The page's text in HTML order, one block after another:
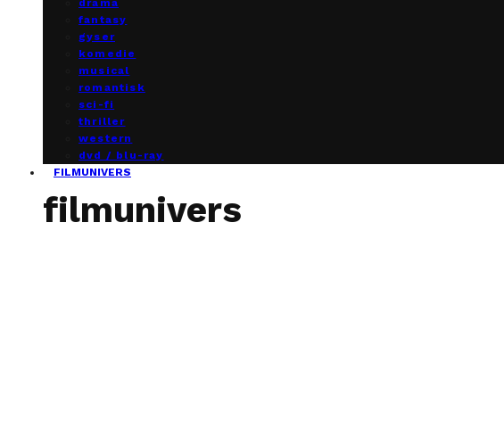
drama
fantasy
gyser
komedie
musical
romantisk
sci-fi
thriller
western
dvd / blu-ray
FILMUNIVERS
filmunivers